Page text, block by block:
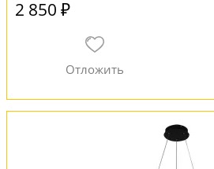
2 850 ₽